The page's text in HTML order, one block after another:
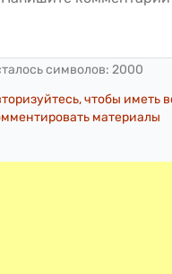
символов: 2000
чтобы иметь
материалы